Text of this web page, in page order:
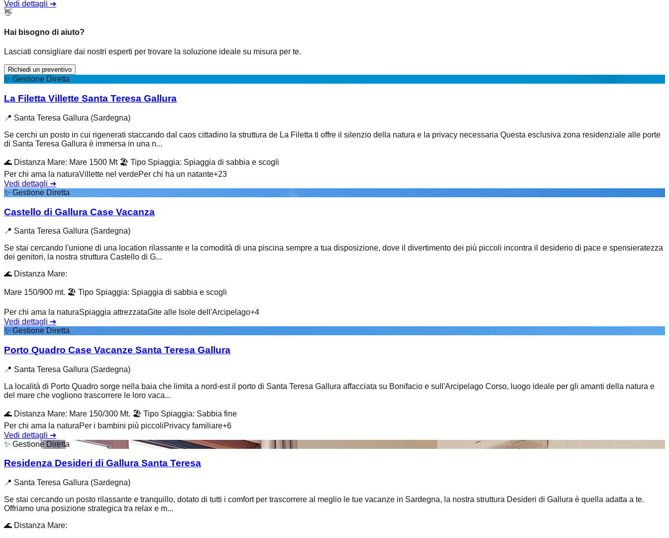
Vedi dettagli ➔
👋
Hai bisogno di aiuto?
Lasciati consigliare dai nostri esperti per trovare la soluzione ideale su misura per te.
Richiedi un preventivo
✨ Gestione Diretta
La Filetta Villette Santa Teresa Gallura
📍 Santa Teresa Gallura (Sardegna)
Se cerchi un posto in cui rigenerati staccando dal caos cittadino la struttura de La Filetta ti offre il silenzio della natura e la privacy necessaria Questa esclusiva zona residenziale alle porte
di Santa Teresa Gallura è immersa in una n...
🌊 Distanza Mare: Mare 1500 Mt 🏖️ Tipo Spiaggia: Spiaggia di sabbia e scogli
Per chi ama la naturaVillette nel verdePer chi ha un natante+23
Vedi dettagli ➔
✨ Gestione Diretta
Castello di Gallura Case Vacanza
📍 Santa Teresa Gallura (Sardegna)
Se stai cercando l'unione di una location rilassante e la comodità di una piscina sempre a tua disposizione, dove il divertimento dei più piccoli incontra il desiderio di pace e spensieratezza
dei genitori, la nostra struttura Castello di G...
🌊 Distanza Mare:
Mare 150/900 mt. 🏖️ Tipo Spiaggia: Spiaggia di sabbia e scogli
Per chi ama la naturaSpiaggia attrezzataGite alle Isole dell'Arcipelago+4
Vedi dettagli ➔
✨ Gestione Diretta
Porto Quadro Case Vacanze Santa Teresa Gallura
📍 Santa Teresa Gallura (Sardegna)
La località di Porto Quadro sorge nella baia che limita a nord-est il porto di Santa Teresa Gallura affacciata su Bonifacio e sull'Arcipelago Corso, luogo ideale per gli amanti della natura e
del mare che vogliono trascorrere le loro vaca...
🌊 Distanza Mare: Mare 150/300 Mt. 🏖️ Tipo Spiaggia: Sabbia fine
Per chi ama la naturaPer i bambini più piccoliPrivacy familiare+6
Vedi dettagli ➔
✨ Gestione Diretta
Residenza Desideri di Gallura Santa Teresa
📍 Santa Teresa Gallura (Sardegna)
Se stai cercando un posto rilassante e tranquillo, dotato di tutti i comfort per trascorrere al meglio le tue vacanze in Sardegna, la nostra struttura Desideri di Gallura è quella adatta a te.
Offriamo una posizione strategica tra relax e m...
🌊 Distanza Mare: